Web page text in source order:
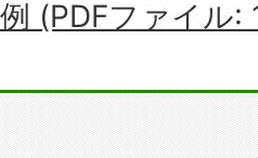
(PDFファイル: